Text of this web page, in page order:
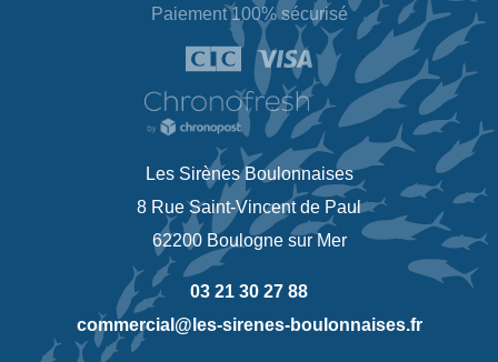
Paiement 100% sécurisé
Les Sirènes Boulonnaises
8 Rue Saint-Vincent de Paul
62200 Boulogne sur Mer
03 21 30 27 88
commercial@les-sirenes-boulonnaises.fr